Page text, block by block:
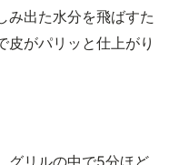
み出た水分を飛ばすた
皮がパリッと仕上がり
グリルの中で5分ほど